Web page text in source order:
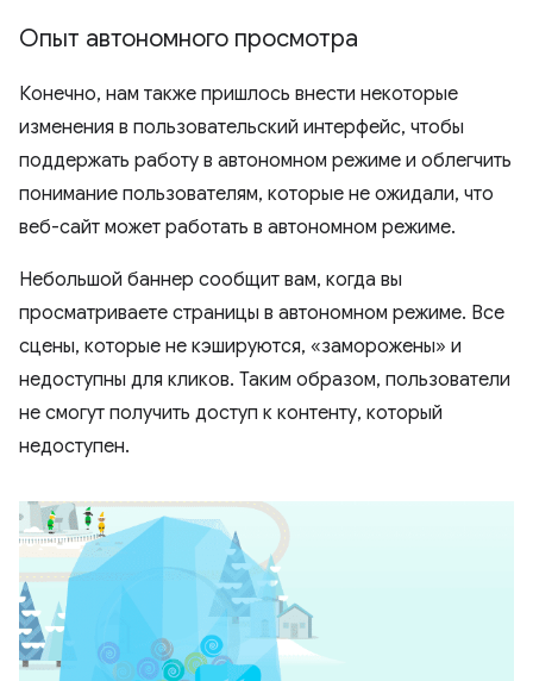
Опыт автономного просмотра
Конечно, нам также пришлось внести некоторые
изменения в пользовательский интерфейс, чтобы
поддержать работу в автономном режиме и облегчить
понимание пользователям, которые не ожидали, что
веб-сайт может работать в автономном режиме.
Небольшой баннер сообщит вам, когда вы
просматриваете страницы в автономном режиме. Все
сцены, которые не кэшируются, «заморожены» и
недоступны для кликов. Таким образом, пользователи
не смогут получить доступ к контенту, который
недоступен.